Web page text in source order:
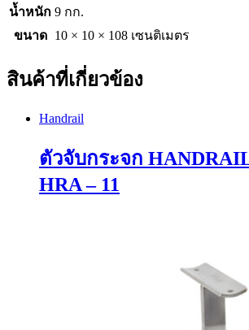
น้ำหนัก 9 กก.
ขนาด
10 × 10 × 108 เซนติเมตร
สินค้าที่เกี่ยวข้อง
Handrail
ตัวจับกระจก
HRA – 11